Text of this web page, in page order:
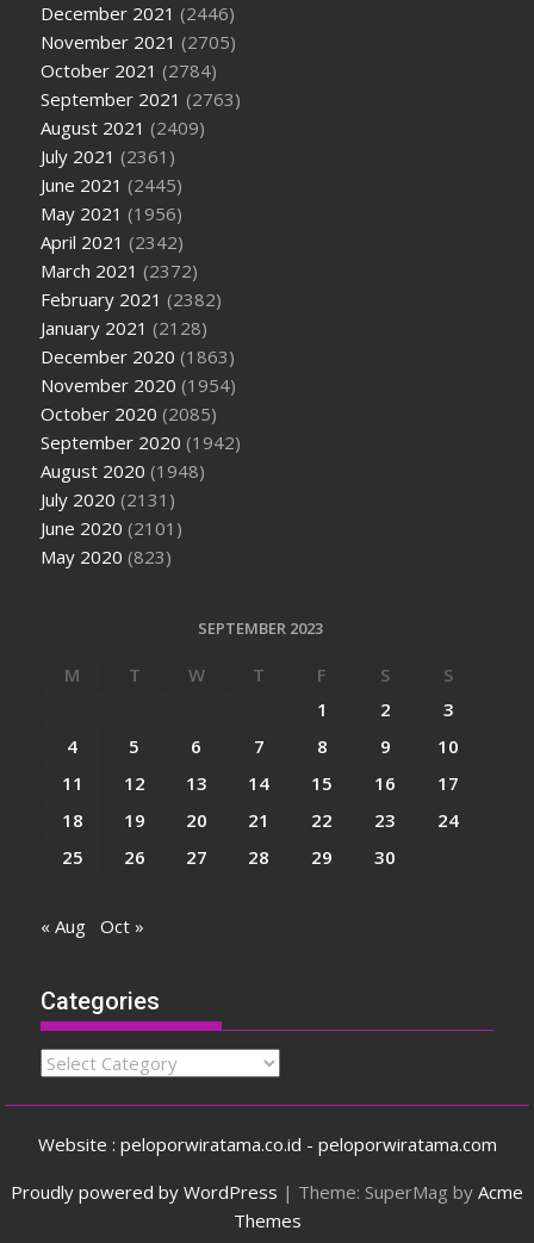
December 2021 (2446)
November 2021 (2705)
October 2021 (2784)
September 2021 (2763)
August 2021 (2409)
July 2021 (2361)
June 2021 (2445)
May 2021 (1956)
April 2021 (2342)
March 2021 (2372)
February 2021 (2382)
January 2021 (2128)
December 2020 (1863)
November 2020 (1954)
October 2020 (2085)
September 2020 (1942)
August 2020 (1948)
July 2020 (2131)
June 2020 (2101)
May 2020 (823)
SEPTEMBER 2023
M T W T F S
S
1
2
3
4
5 6 7 8 9
10
11
12 13 14 15 16
17
18
19 20 21 22 23
24
25
26 27 28 29 30
« Aug Oct »
Categories
Categories
Website : peloporwiratama.co.id - peloporwiratama.com
Proudly powered by WordPress | Theme: SuperMag by Acme
Themes